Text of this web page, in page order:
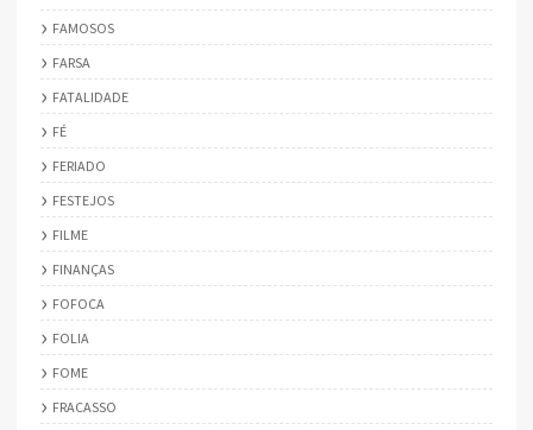
FAMOSOS
FARSA
FATALIDADE
FÉ
FERIADO
FESTEJOS
FILME
FINANÇAS
FOFOCA
FOLIA
FOME
FRACASSO